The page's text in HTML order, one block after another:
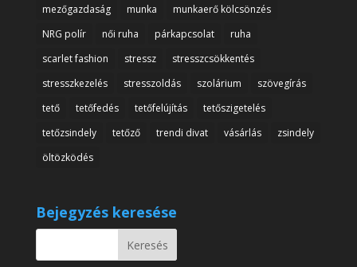
mezőgazdaság
munka
munkaerő kölcsönzés
NRG polír
női ruha párkapcsolat
ruha
scarlet fashion
stressz
stresszcsökkentés
stresszkezelés
stresszoldás szolárium
szövegírás
tető
tetőfedés tetőfelújítás
tetőszigetelés
tetőzsindely
tetőző trendi divat vásárlás
zsindely
öltözködés
Bejegyzés keresése